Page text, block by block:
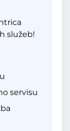
služeb!
servisu